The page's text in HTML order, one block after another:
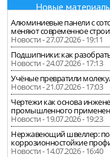
Новые
Алюминиевые панели с
меняют современное
Новости - 27.07.2026 - 19:11
Подшипники: как
Новости - 24.07.2026 - 17:13
Учёные превратили
Новости - 21.07.2026 - 17:03
Чертежи как основа
промышленного
Новости - 19.07.2026 - 19:23
Нержавеющий швеллер:
коррозионностойкие
Новости - 14.07.2026 - 16:40